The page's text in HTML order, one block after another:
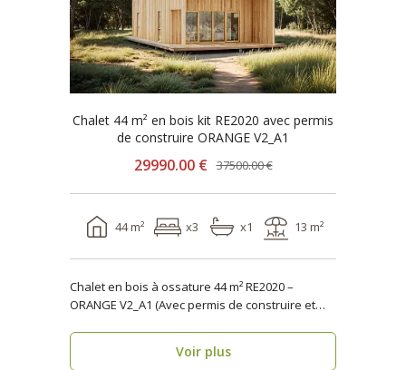
Chalet 44 m² en bois kit RE2020 avec permis
de construire ORANGE V2_A1
29990.00 € 37500.00 €
44 m² x3 x1 13 m²
Chalet en bois à ossature 44 m² RE2020 –
ORANGE V2_A1 (Avec permis de construire et
Voir plus